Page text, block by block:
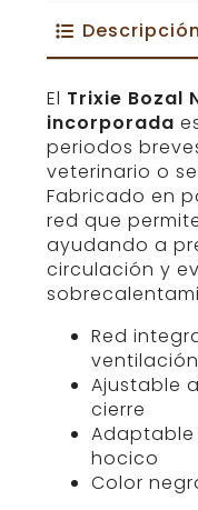
cantidad
Descripción
El Trixie Bozal
incorporada
periodos
veterinario o
Fabricado en
red que
ayudando a
circulación y
Red
ventilación
Ajustable
cierre
hocico
Color